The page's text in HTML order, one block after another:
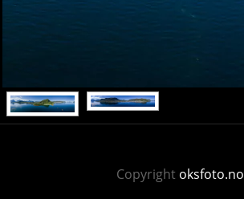
Copyright oksfoto.no